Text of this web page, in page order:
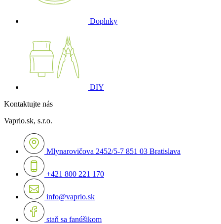
Doplnky
DIY
Kontaktujte nás
Vaprio.sk, s.r.o.
Mlynarovičova 2452/5-7 851 03 Bratislava
+421 800 221 170
info@vaprio.sk
staň sa fanúšikom